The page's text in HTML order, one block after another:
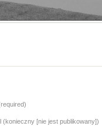
(konieczny [nie jest publikowany])